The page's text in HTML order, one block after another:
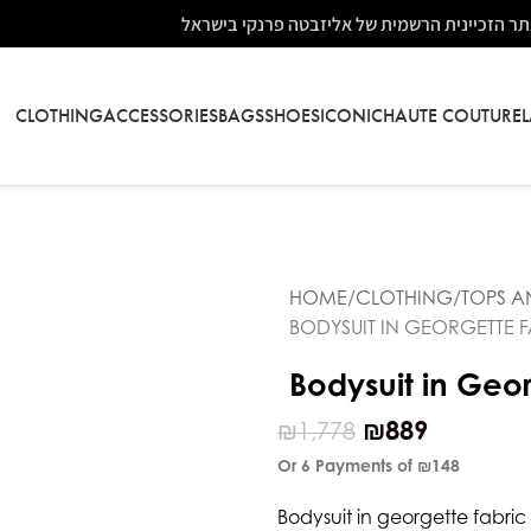
הזכיינית הרשמית של אליזבטה פרנקי בישראל
CLOTHINGACCESSORIESBAGSSHOESICONICHAUTE COUTURE
HOME CLOTHING TOPS
BODYSUIT IN GEORGETTE
Bodysuit in
₪1,778 ₪889
Or 6 Payments of ₪148
Bodysuit in georgette fabric